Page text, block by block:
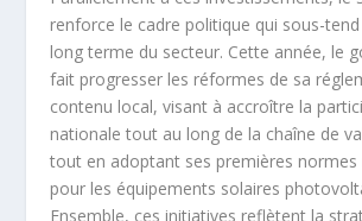
renforce le cadre politique qui sous-
long terme du secteur. Cette année, le
fait progresser les réformes de sa
contenu local, visant à accroître la
nationale tout au long de la chaîne de
tout en adoptant ses premières normes
pour les équipements solaires
Ensemble, ces initiatives reflètent la